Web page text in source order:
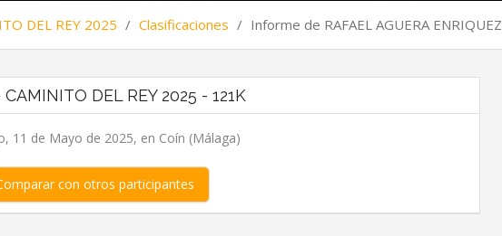
DEL REY 2025 / Clasificaciones / Informe de RAFAEL AGUERA ENRIQUEZ
DEL REY 2025 - 121K
11 de Mayo de 2025, en Coín (Málaga)
con otros participantes